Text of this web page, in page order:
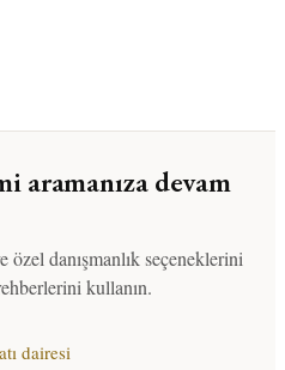
aramanıza devam
danışmanlık seçeneklerini
kullanın.
dairesi